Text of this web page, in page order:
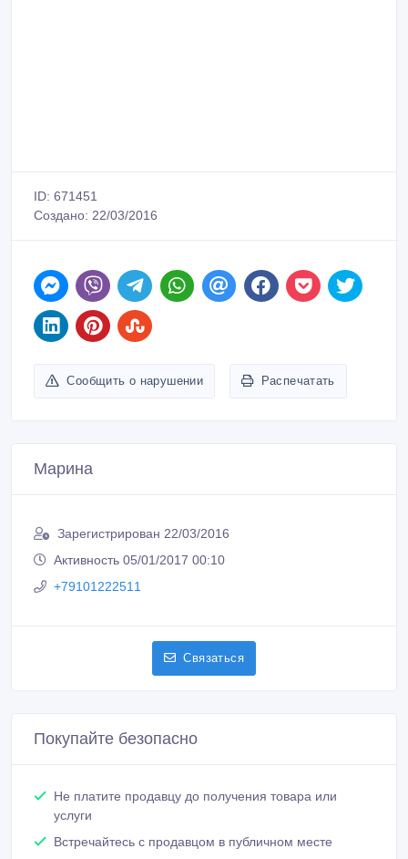
ID: 671451
Создано: 22/03/2016
Сообщить о нарушении Распечатать
Марина
Зарегистрирован 22/03/2016
Активность 05/01/2017 00:10
+79101222511
Связаться
Покупайте безопасно
Не платите продавцу до получения товара или
услуги
Встречайтесь с продавцом в публичном месте